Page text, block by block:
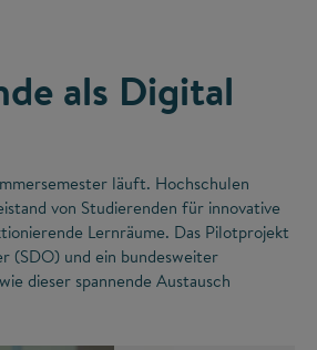
als Digital
läuft. Hochschulen
von Studierenden für innovative
Lernräume. Das Pilotprojekt
(SDO) und ein bundesweiter
dieser spannende Austausch